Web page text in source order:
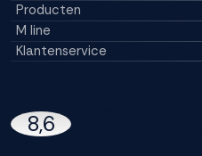
Producten
M line
Klantenservice
8,6